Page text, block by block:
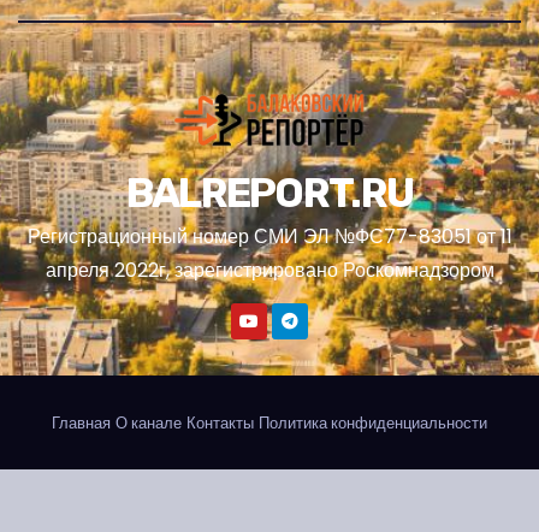
BALREPORT.RU
Регистрационный номер СМИ ЭЛ №ФС77-83051 от 11
апреля 2022г, зарегистрировано Роскомнадзором
Главная О канале Контакты Политика конфиденциальности